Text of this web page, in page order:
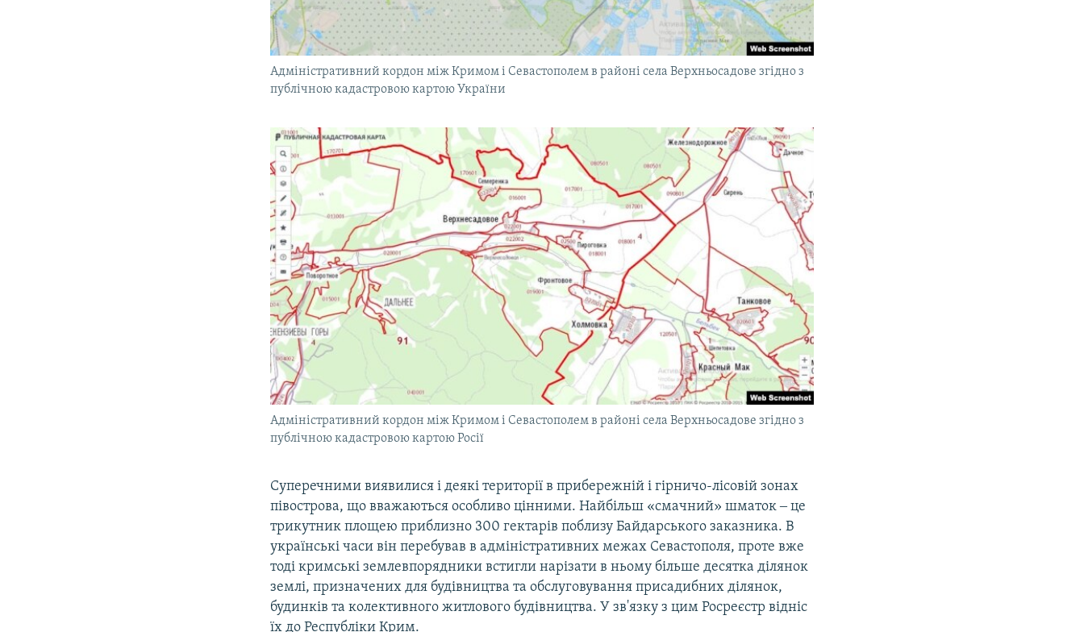
Адміністративний кордон між Кримом і Севастополем в районі села Верхньосадове згідно з
публічною кадастровою картою України
Адміністративний кордон між Кримом і Севастополем в районі села Верхньосадове згідно з
публічною кадастровою картою Росії
Суперечними виявилися і деякі території в прибережній і гірничо-лісовій зонах
півострова, що вважаються особливо цінними. Найбільш «смачний» шматок ‒ це
трикутник площею приблизно 300 гектарів поблизу Байдарського заказника. В
українські часи він перебував в адміністративних межах Севастополя, проте вже
тоді кримські землевпорядники встигли нарізати в ньому більше десятка ділянок
землі, призначених для будівництва та обслуговування присадибних ділянок,
будинків та колективного житлового будівництва. У зв'язку з цим Росреєстр відніс
їх до Республіки Крим.